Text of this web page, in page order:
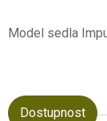
Dostupnost